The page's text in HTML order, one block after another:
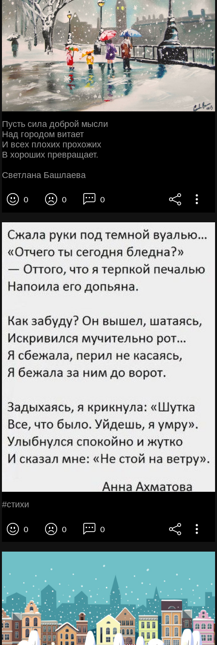
Пусть сила доброй мысли
Над городом витает
И всех плохих прохожих
В хороших превращает.
Светлана Башлаева
0 0 0
#стихи
0 0 0